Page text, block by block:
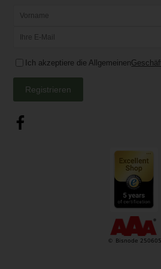
Ich akzeptiere die Allgemeinen
Registrieren